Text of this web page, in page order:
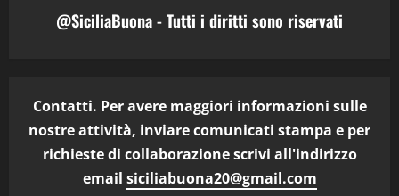
@SiciliaBuona - Tutti i diritti sono riservati
Contatti. Per avere maggiori informazioni sulle
nostre attività, inviare comunicati stampa e per
richieste di collaborazione scrivi all'indirizzo
email siciliabuona20@gmail.com